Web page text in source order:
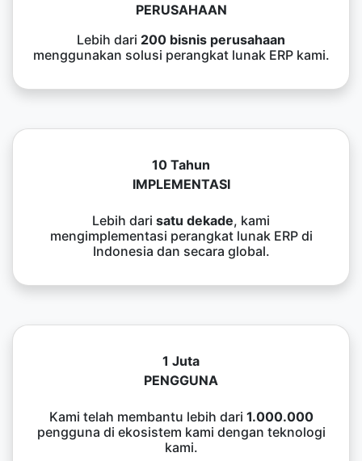
PERUSAHAAN
Lebih dari 200 bisnis perusahaan
menggunakan solusi perangkat lunak ERP kami.
10 Tahun
IMPLEMENTASI
Lebih dari satu dekade, kami
mengimplementasi perangkat lunak ERP di
Indonesia dan secara global.
1 Juta
PENGGUNA
Kami telah membantu lebih dari 1.000.000
pengguna di ekosistem kami dengan teknologi
kami.